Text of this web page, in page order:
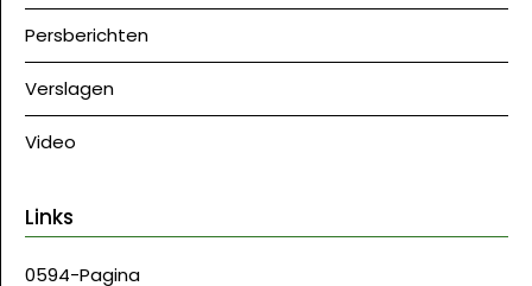
Persberichten
Verslagen
Video
Links
0594-Pagina